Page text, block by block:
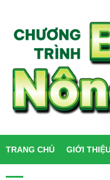
TRANG CHỦ GIỚI